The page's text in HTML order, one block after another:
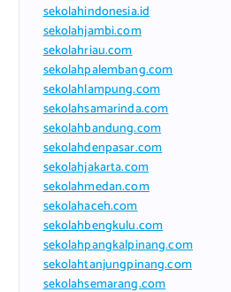
sekolahindonesia.id
sekolahjambi.com
sekolahriau.com
sekolahpalembang.com
sekolahlampung.com
sekolahsamarinda.com
sekolahbandung.com
sekolahdenpasar.com
sekolahjakarta.com
sekolahmedan.com
sekolahaceh.com
sekolahbengkulu.com
sekolahpangkalpinang.com
sekolahtanjungpinang.com
sekolahsemarang.com